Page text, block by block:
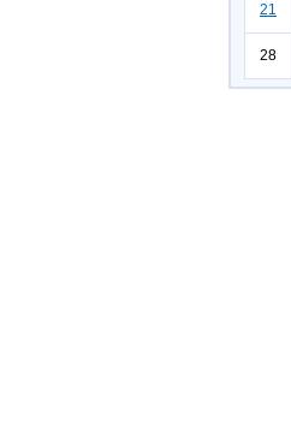
21
28